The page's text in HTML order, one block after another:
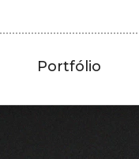
Portfólio